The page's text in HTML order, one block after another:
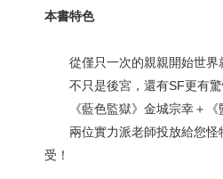
本書特色
從僅只一次的親親開始世界
不只是後宮，還有SF更有驚
《藍色監獄》金城宗幸＋《
兩位實力派老師投放給您怪
受！